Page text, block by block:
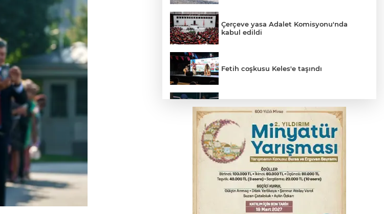
Çerçeve yasa Adalet Komisyonu'nda
kabul edildi
Fetih coşkusu Keles'e taşındı
kişi tutuklandı
İnegöl’de yangın paniği! Apartmana
sıçrayan alevler söndürüldü
Elektrik akımına kapılan işçi hayatını
kaybetti